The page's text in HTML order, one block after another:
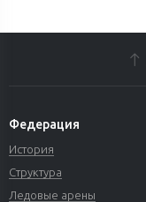
Федерация
История
Структура
Ледовые арены